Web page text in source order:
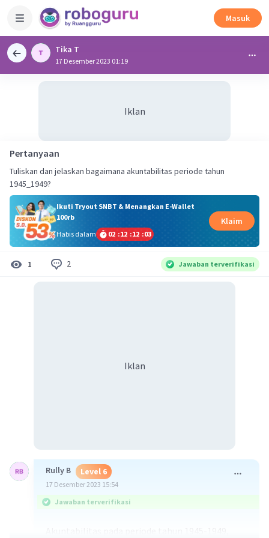
Masuk
Tika T
17 Desember 2023 01:19
Iklan
Pertanyaan
Tuliskan dan jelaskan bagaimana akuntabilitas periode tahun
1945_1949?
Ikuti Tryout SNBT & Menangkan E-Wallet
100rb
Habis dalam
02 :12 :12 :03
Klaim
1 2 Jawaban terverifikasi
Iklan
Rully B Level 6
17 Desember 2023 15:54
Jawaban terverifikasi